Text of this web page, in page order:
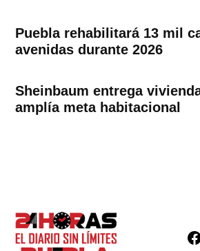
Puebla rehabilitará 13 mil
avenidas durante 2026
Sheinbaum entrega
amplía meta habitacional